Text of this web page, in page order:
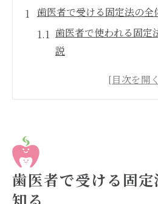
歯医者で受ける固定法の全
歯医者で使われる固定
説
歯医者の固定法に関す
礎知識
歯医者で受ける固
知る